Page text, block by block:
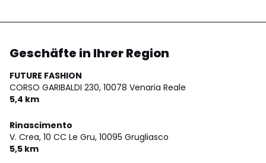
Geschäfte in Ihrer Region
FUTURE FASHION
CORSO GARIBALDI 230, 10078 Venaria Reale
5,4 km
Rinascimento
V. Crea, 10 CC Le Gru, 10095 Grugliasco
5,5 km